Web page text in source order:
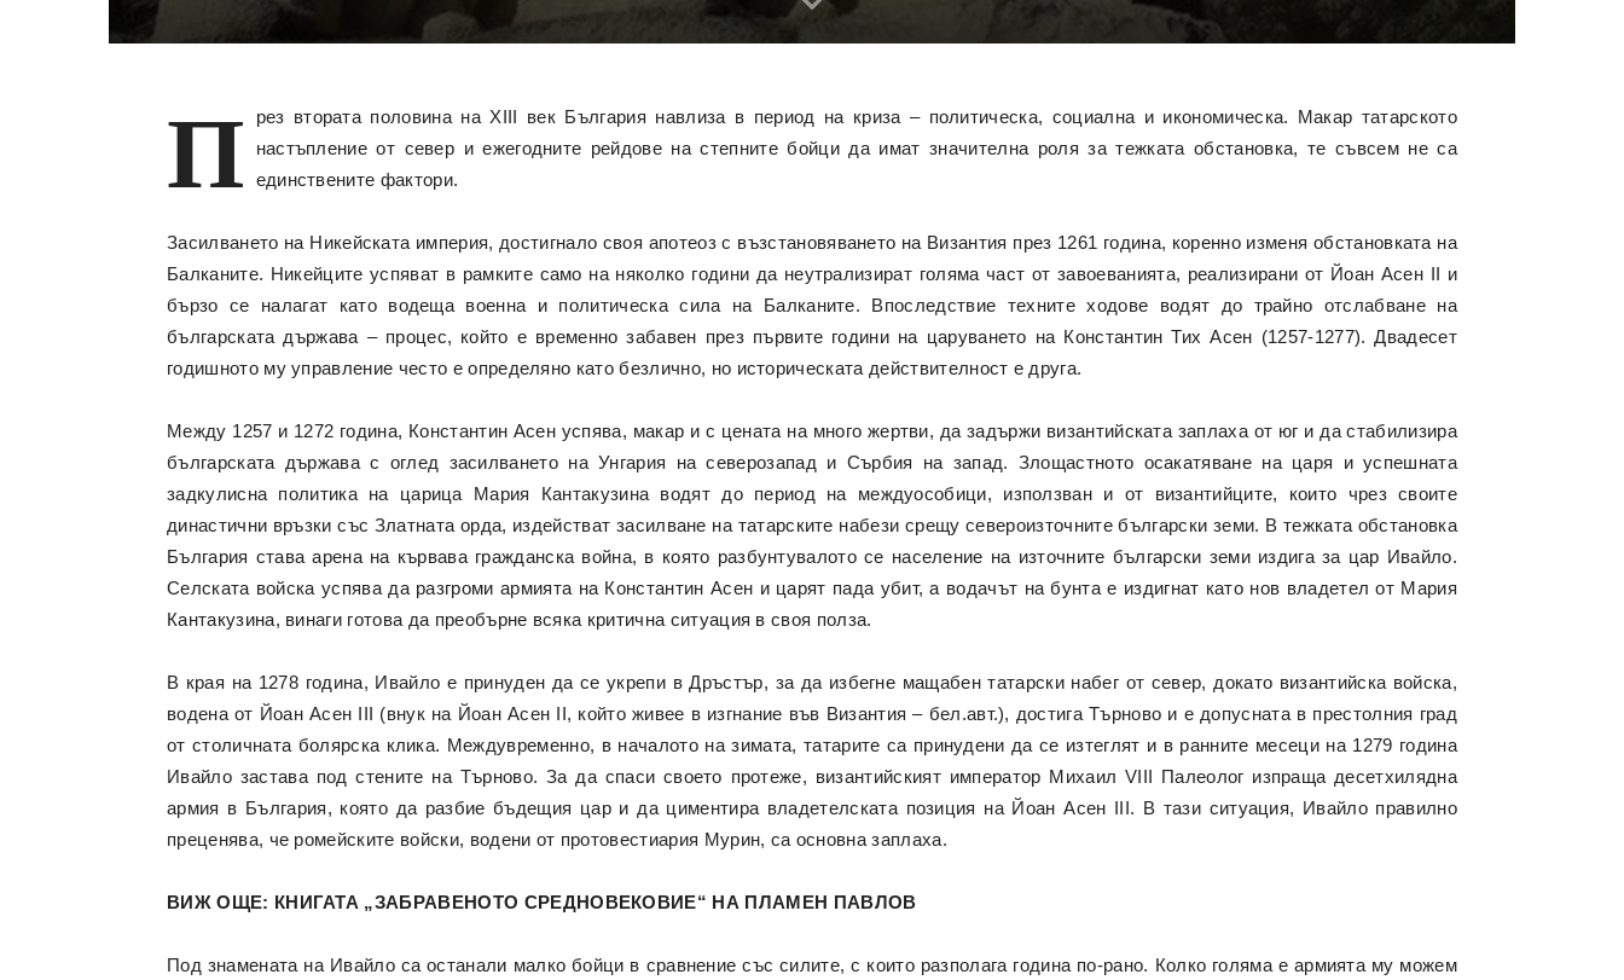
П
рез втората половина на XIII век България навлиза в период на криза – политическа, социална и икономическа. Макар татарското
настъпление от север и ежегодните рейдове на степните бойци да имат значителна роля за тежката обстановка, те съвсем не са
единствените фактори.
Засилването на Никейската империя, достигнало своя апотеоз с възстановяването на Византия през 1261 година, коренно изменя обстановката на
Балканите. Никейците успяват в рамките само на няколко години да неутрализират голяма част от завоеванията, реализирани от Йоан Асен II и
бързо се налагат като водеща военна и политическа сила на Балканите. Впоследствиe техните ходове водят до трайно отслабване на
българската държава – процес, който е временно забавен през първите години на царуването на Константин Тих Асен (1257-1277). Двадесет
годишното му управление често е определяно като безлично, но историческата действителност е друга.
Между 1257 и 1272 година, Константин Асен успява, макар и с цената на много жертви, да задържи византийската заплаха от юг и да стабилизира
българската държава с оглед засилването на Унгария на северозапад и Сърбия на запад. Злощастното осакатяване на царя и успешната
задкулисна политика на царица Мария Кантакузина водят до период на междуособици, използван и от византийците, които чрез своите
династични връзки със Златната орда, издействат засилване на татарските набези срещу североизточните български земи. В тежката обстановка
България става арена на кървава гражданска война, в която разбунтувалото се население на източните български земи издига за цар Ивайло.
Селската войска успява да разгроми армията на Константин Асен и царят пада убит, а водачът на бунта е издигнат като нов владетел от Мария
Кантакузина, винаги готова да преобърне всяка критична ситуация в своя полза.
В края на 1278 година, Ивайло е принуден да се укрепи в Дръстър, за да избегне мащабен татарски набег от север, докато византийска войска,
водена от Йоан Асен III (внук на Йоан Асен II, който живее в изгнание във Византия – бел.авт.), достига Търново и е допусната в престолния град
от столичната болярска клика. Междувременно, в началото на зимата, татарите са принудени да се изтеглят и в ранните месеци на 1279 година
Ивайло застава под стените на Търново. За да спаси своето протеже, византийският император Михаил VIII Палеолог изпраща десетхилядна
армия в България, която да разбие бъдещия цар и да циментира владетелската позиция на Йоан Асен III. В тази ситуация, Ивайло правилно
преценява, че ромейските войски, водени от протовестиария Мурин, са основна заплаха.
ВИЖ ОЩЕ: КНИГАТА „ЗАБРАВЕНОТО СРЕДНОВЕКОВИЕ“ НА ПЛАМЕН ПАВЛОВ
Под знамената на Ивайло са останали малко бойци в сравнение със силите, с които разполага година по-рано. Колко голяма е армията му можем